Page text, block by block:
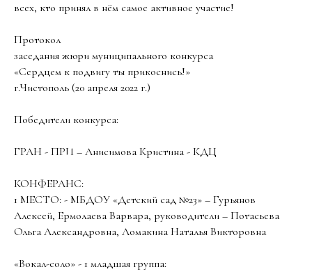
всех, кто принял в нём самое активное участие!
Протокол
заседания жюри муниципального конкурса
«Сердцем к подвигу ты прикоснись!»
г.Чистополь (20 апреля 2022 г.)
Победители конкурса:
ГРАН - ПРИ – Анисимова Кристина - КДЦ
КОНФЕРАНС:
1 МЕСТО: - МБДОУ «Детский сад №23» – Гурьянов
Алексей, Ермолаева Варвара, руководители – Потасьева
Ольга Александровна, Ломакина Наталья Викторовна
«Вокал-соло» - 1 младшая группа: